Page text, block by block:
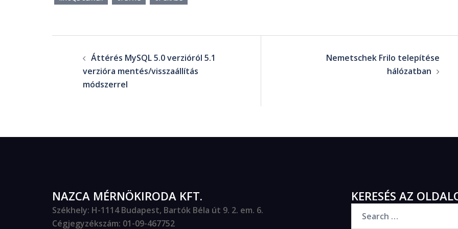
Áttérés MySQL 5.0 verzióról 5.1
verzióra mentés/visszaállítás
módszerrel
Nemetschek Frilo telepítése
hálózatban
NAZCA MÉRNÖKIRODA KFT.
Székhely: H-1114 Budapest, Bartók Béla út 9. 2. em. 6.
Cégjegyzékszám: 01-09-467752
KERESÉS AZ